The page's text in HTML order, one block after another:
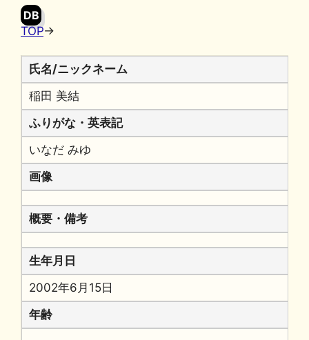
DB
TOP→
氏名/ニックネーム
稲田 美結
ふりがな・英表記
いなだ みゆ
画像
概要・備考
生年月日
2002年6月15日
年齢